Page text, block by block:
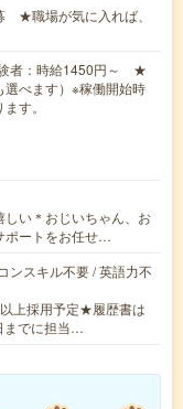
★職場が気に入れば、
者：時給1450円～ ★
選べます）※稼働開始時
す。
い＊おじいちゃん、お
ポートをお任せ…
ンスキル不要 / 英語力不
上採用予定★履歴書は
までに担当…